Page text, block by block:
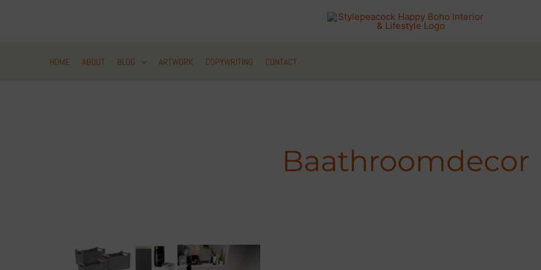
HOME ABOUT BLOG ARTWORK COPYWRITING CONTACT
Baathroomdecor